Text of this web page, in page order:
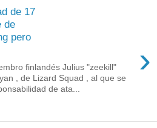
de 17
de
pero
›
finlandés Julius "zeekill"
, de Lizard Squad , al que se
de ata...